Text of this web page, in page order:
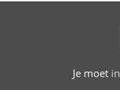
Je moet